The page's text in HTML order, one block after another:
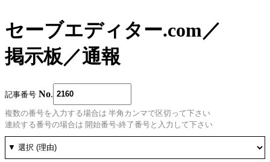
セーブエディター.com／
掲示板／通報
記事番号 No
複数の番号を入力する場合は 半角カンマで区切って下さい
連続する番号の場合は 開始番号-終了番号と入力して下さい